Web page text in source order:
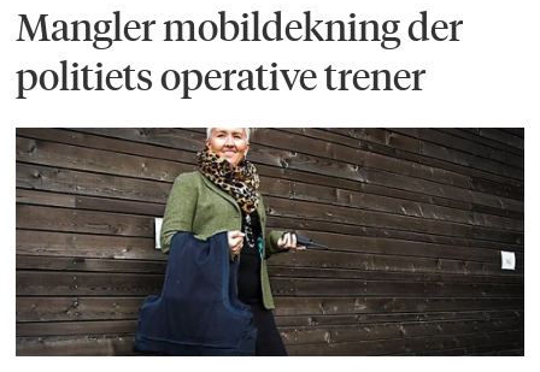
Mangler mobildekning der
politiets operative trener